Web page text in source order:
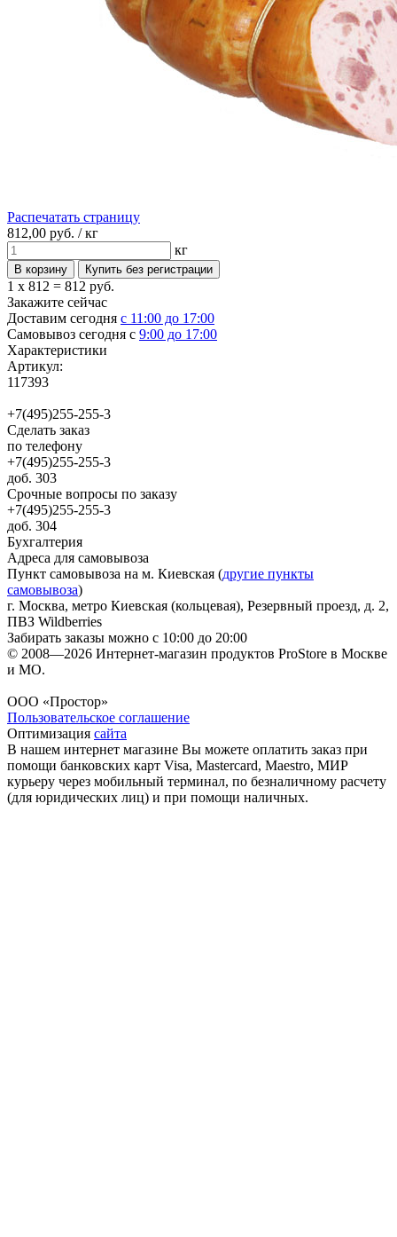
Распечатать страницу
812,00 руб. /кг
кг
1 x 812 = 812 руб.
Закажите сейчас
Доставим сегодня с 11:00 до 17:00
Самовывоз сегодня с 9:00 до 17:00
Характеристики
Артикул:
117393
+7(495)255-255-3
Сделать заказ
по телефону
+7(495)255-255-3
доб. 303
Срочные вопросы по заказу
+7(495)255-255-3
доб. 304
Бухгалтерия
Адреса для самовывоза
Пункт самовывоза на м. Киевская (другие пункты
самовывоза)
г. Москва, метро Киевская (кольцевая), Резервный проезд, д. 2,
ПВЗ Wildberries
Забирать заказы можно с 10:00 до 20:00
© 2008—2026 Интернет-магазин продуктов ProStore в Москве
и МО.
ООО «Простор»
Пользовательское соглашение
Оптимизация сайта
В нашем интернет магазине Вы можете оплатить заказ при
помощи банковских карт Visa, Mastercard, Maestro, МИР
курьеру через мобильный терминал, по безналичному расчету
(для юридических лиц) и при помощи наличных.